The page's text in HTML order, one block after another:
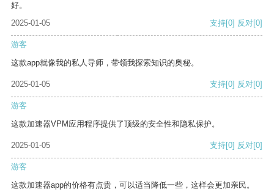
好。
2025-01-05
支持[0] 反对[0]
游客
这款app就像我的私人导师，带领我探索知识的奥秘。
2025-01-05 支持[0] 反对[0]
游客
这款加速器VPM应用程序提供了顶级的安全性和隐私保护。
2025-01-05 支持[0] 反对[0]
游客
这款加速器app的价格有点贵，可以适当降低一些，这样会更加亲民。